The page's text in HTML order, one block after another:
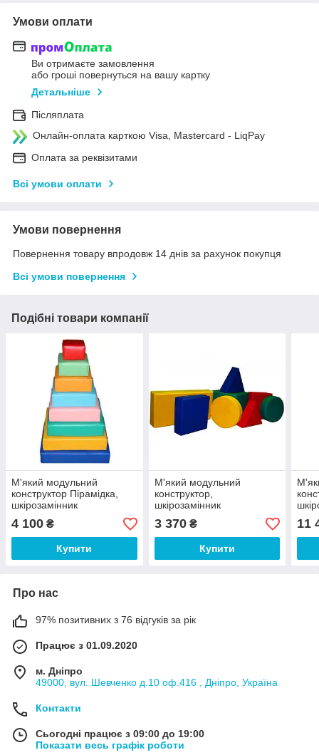
Умови оплати
Ви отримаєте замовлення
або гроші повернуться на вашу картку
Детальніше
Післяплата
Онлайн-оплата карткою Visa, Mastercard - LiqPay
Оплата за реквізитами
Всі умови оплати
Умови повернення
Повернення товару впродовж 14 днів за рахунок покупця
Всі умови повернення
Подібні товари компанії
М'який модульний
конструктор Пірамідка,
шкірозамінник
Різнобарвний 8 елементів
80x50 см (Тia-sport ТМ)
4 100 ₴
Купити
М'який модульний
конструктор,
шкірозамінник
Різнобарвний 8 елементів
(Тia-sport ТМ)
3 370₴
Купити
11
Про нас
97% позитивних з 76 відгуків за рік
Працює з 01.09.2020
м. Дніпро
49000, вул. Шевченко д.10 оф.416 , Дніпро, Україна
Контакти
Сьогодні працює з 09:00 до 19:00
Показати весь графік роботи